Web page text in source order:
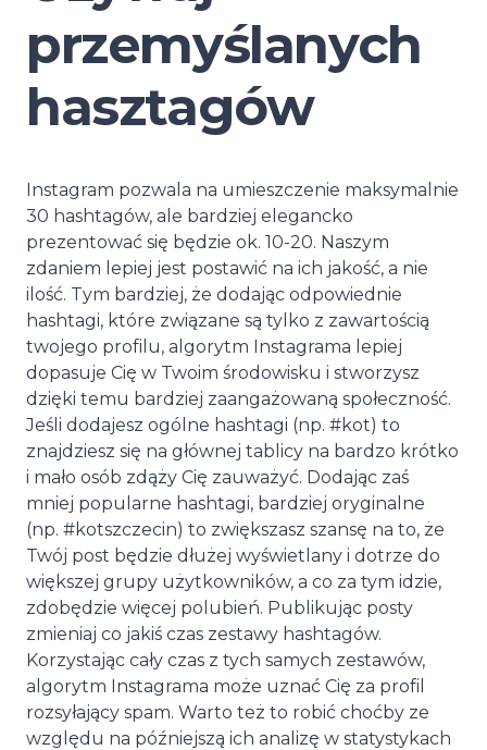
przemyślanych
hasztagów
Instagram pozwala na umieszczenie maksymalnie
30 hashtagów, ale bardziej elegancko
prezentować się będzie ok. 10-20. Naszym
zdaniem lepiej jest postawić na ich jakość, a nie
ilość. Tym bardziej, że dodając odpowiednie
hashtagi, które związane są tylko z zawartością
twojego profilu, algorytm Instagrama lepiej
dopasuje Cię w Twoim środowisku i stworzysz
dzięki temu bardziej zaangażowaną społeczność.
Jeśli dodajesz ogólne hashtagi (np. #kot) to
znajdziesz się na głównej tablicy na bardzo krótko
i mało osób zdąży Cię zauważyć. Dodając zaś
mniej popularne hashtagi, bardziej oryginalne
(np. #kotszczecin) to zwiększasz szansę na to, że
Twój post będzie dłużej wyświetlany i dotrze do
większej grupy użytkowników, a co za tym idzie,
zdobędzie więcej polubień. Publikując posty
zmieniaj co jakiś czas zestawy hashtagów.
Korzystając cały czas z tych samych zestawów,
algorytm Instagrama może uznać Cię za profil
rozsyłający spam. Warto też to robić choćby ze
względu na późniejszą ich analizę w statystykach